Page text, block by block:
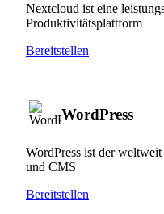
Nextcloud ist eine
Produktivitätsplattform
Bereitstellen
WordPress
WordPress ist der
und CMS
Bereitstellen